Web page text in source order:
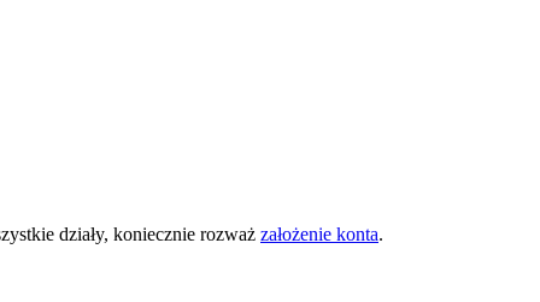
działy, koniecznie rozważ założenie konta.